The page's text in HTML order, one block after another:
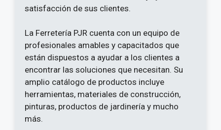
satisfacción de sus clientes.
La Ferretería PJR cuenta con un equipo de
profesionales amables y capacitados que
están dispuestos a ayudar a los clientes a
encontrar las soluciones que necesitan. Su
amplio catálogo de productos incluye
herramientas, materiales de construcción,
pinturas, productos de jardinería y mucho
más.